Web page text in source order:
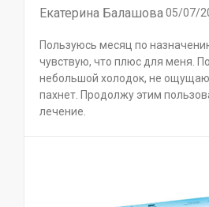
Екатерина Балашова05/07/
Пользуюсь месяц по
чувствую, что плюс для меня.
небольшой холодок, не
пахнет. Продолжу этим
лечение.